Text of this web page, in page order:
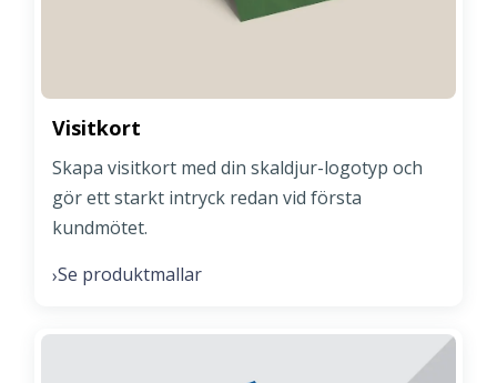
Visitkort
Skapa visitkort med din skaldjur-logotyp och
gör ett starkt intryck redan vid första
kundmötet.
›Se produktmallar